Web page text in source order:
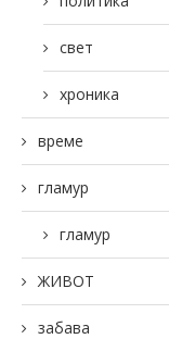
свет
хроника
време
гламур
гламур
ЖИВОТ
забава